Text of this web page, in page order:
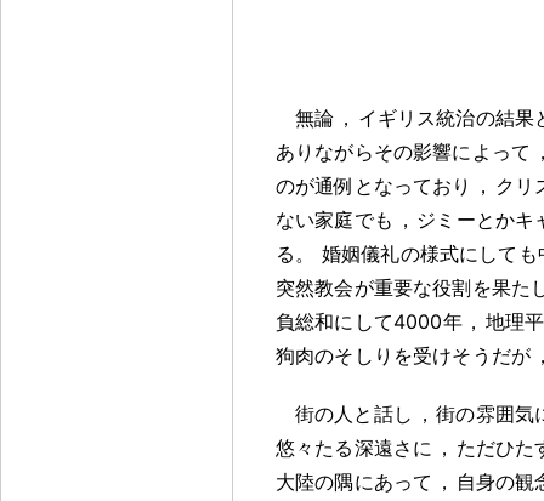
無論 ， イギリス統治の結果
ありながらその影響によって
のが通例となっており
， クリ
ない家庭でも ， ジミーとかキ
る 。
婚姻儀礼の様式にして
突然教会が重要な役割を果た
負総和にして4000年 ， 地理
狗肉のそしりを受けそうだが
街の人と話し ， 街の雰囲気
悠々たる深遠さに ， ただひた
大陸の隅にあって ， 自身の観